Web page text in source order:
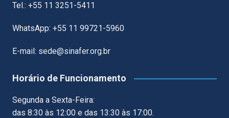
Tel.: +55 11 3251-5411
WhatsApp: +55 11 99721-5960
E-mail: sede@sinafer.org.br
Horário de Funcionamento
Segunda a Sexta-Feira:
das 8:30 às 12:00 e das 13:30 às 17:00.